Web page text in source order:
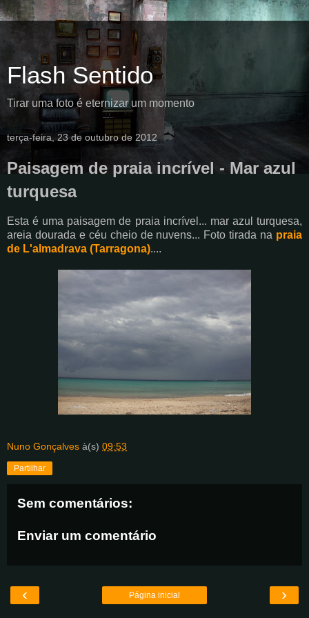
Flash Sentido
Tirar uma foto é eternizar um momento
terça-feira, 23 de outubro de 2012
Paisagem de praia incrível - Mar azul
turquesa
Esta é uma paisagem de praia incrível... mar azul turquesa,
areia dourada e céu cheio de nuvens... Foto tirada na praia
de L'almadrava (Tarragona)....
Nuno Gonçalves à(s) 09:53
Partilhar
Sem comentários:
Enviar um comentário
‹ ›
Página inicial